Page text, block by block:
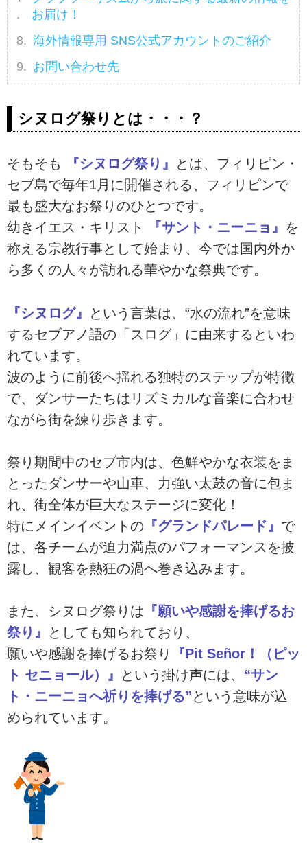
お届け！
海外情報専用 SNS公式アカウントのご紹介
お問い合わせ先
シヌログ祭りとは・・・？
そもそも 『シヌログ祭り』
とは、フィリピン・
セブ島で毎年1月に開催される、フィリピンで
最も盛大なお祭りのひとつです。
幼きイエス・キリスト
『サント・ニーニョ』 を
称える宗教行事として始まり、今では国内外か
ら多くの人々が訪れる華やかな祭典です。
『シヌログ』
という言葉は、“水の流れ”を意味
するセブアノ語の「スログ」に由来するといわ
れています。
波のように前後へ揺れる独特のステップが特徴
で、ダンサーたちはリズミカルな音楽に合わせ
ながら街を練り歩きます。
祭り期間中のセブ市内は、色鮮やかな衣装をま
とったダンサーや山車、力強い太鼓の音に包ま
れ、街全体が巨大なステージに変化！
特にメインイベントの 『グランドパレード』 で
は、各チームが迫力満点のパフォーマンスを披
露し、観客を熱狂の渦へ巻き込みます。
また、シヌログ祭りは 『願いや感謝を捧げるお
祭り』
としても知られており、
願いや感謝を捧げるお祭り
『Pit Señor！（ピッ
ト セニョール）』
という掛け声には、 “サン
ト・ニーニョへ祈りを捧げる”という意味が込
められています。